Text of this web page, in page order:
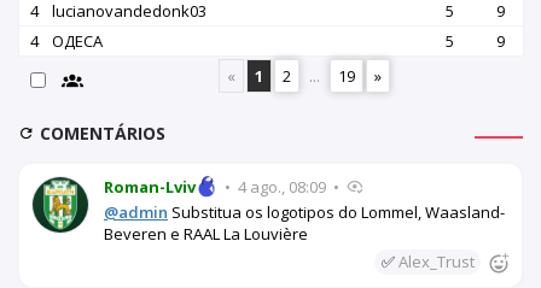
4
lucianovandedonk03 5
9
4
OДЕСА 5
9
«
1 2 ... 19 »
COMENTÁRIOS
Roman-Lviv • 4 ago., 08:09 •
@admin Substitua os logotipos do Lommel, Waasland-
Beveren e RAAL La Louvière
✅Alex_Trust